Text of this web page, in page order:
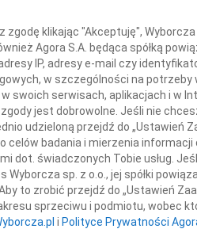
Imię i
INNE
3
Z
Z
Z
klikając "Akceptuję",
Agora S.A. będąca spółką
IP, adresy e-mail czy
w szczególności na potrzeby
swoich serwisach, aplikacjach i w
jest dobrowolne. Jeśli nie
udzieloną przejdź do „Ustawień
celów badania i mierzenia
dot. świadczonych Tobie usług.
sp. z o.o., jej spółki
to zrobić przejdź do „Ustawień
sprzeciwu i podmiotu, wobec
i Polityce Prywatności